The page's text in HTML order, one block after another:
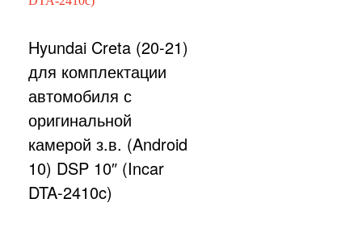
Hyundai Creta (20-21)
для комплектации
автомобиля с
оригинальной
камерой з.в. (Android
10) DSP 10″ (Incar
DTA-2410c)